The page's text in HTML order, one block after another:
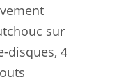
sur
disques, 4